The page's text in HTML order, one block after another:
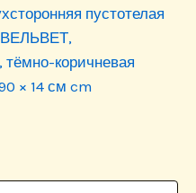
пустотелая
коричневая
× 14 см cm